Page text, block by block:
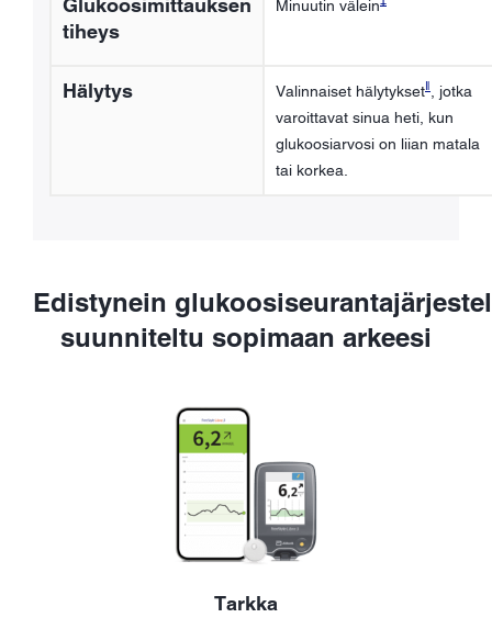
Glukoosimittauksen
tiheys
Minuutin välein
Hälytys Valinnaiset hälytyksetǁ
, jotka
varoittavat sinua heti, kun
glukoosiarvosi on liian matala
tai korkea.
Edistynein
suunniteltu sopimaan arkeesi
Tarkka